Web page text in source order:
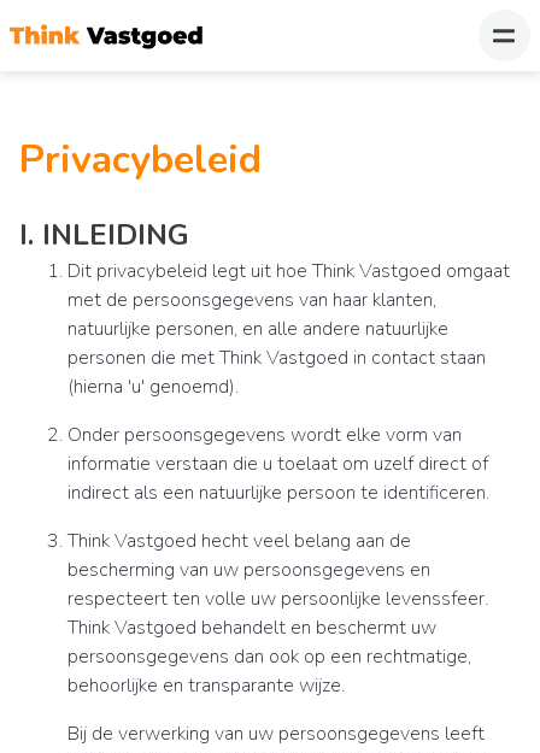
Privacybeleid
I. INLEIDING
Dit privacybeleid legt uit hoe Think Vastgoed omgaat
met de persoonsgegevens van haar klanten,
natuurlijke personen, en alle andere natuurlijke
personen die met Think Vastgoed in contact staan
(hierna 'u' genoemd).
Onder persoonsgegevens wordt elke vorm van
informatie verstaan die u toelaat om uzelf direct of
indirect als een natuurlijke persoon te identificeren.
Think Vastgoed hecht veel belang aan de
bescherming van uw persoonsgegevens en
respecteert ten volle uw persoonlijke levenssfeer.
Think Vastgoed behandelt en beschermt uw
persoonsgegevens dan ook op een rechtmatige,
behoorlijke en transparante wijze.
Bij de verwerking van uw persoonsgegevens leeft